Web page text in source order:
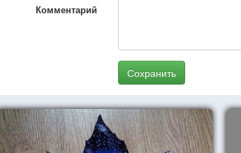
Комментарий
Сохранить